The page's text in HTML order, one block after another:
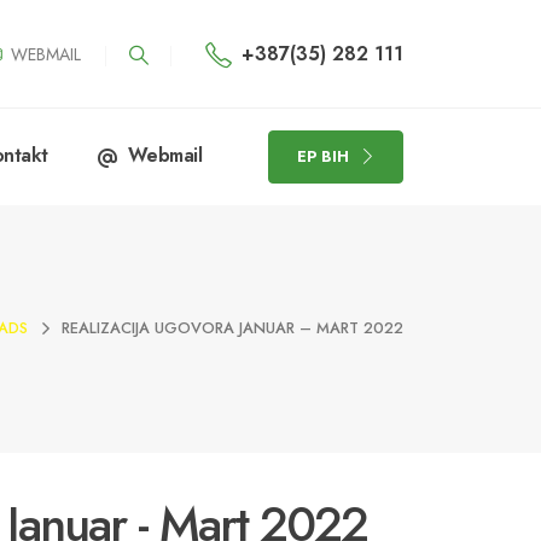
WEBMAIL +387(35) 282 111
Webmail EP BIH
REALIZACIJA UGOVORA JANUAR – MART 2022
- Mart 2022